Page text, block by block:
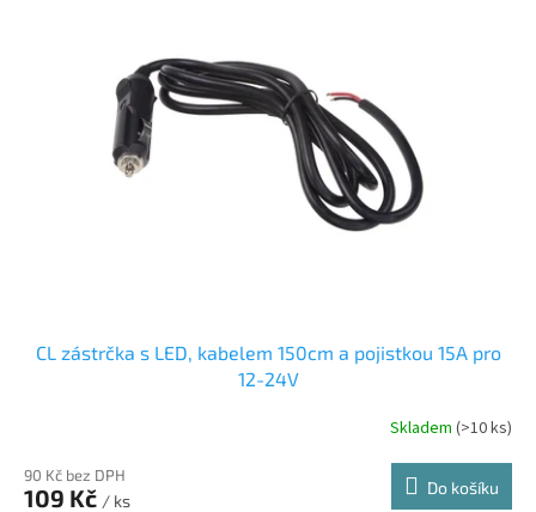
CL zástrčka s LED, kabelem 150cm a pojistkou 15A pro
12-24V
Skladem (>10 ks)
90 Kč bez DPH
109 Kč / ks
Do košíku